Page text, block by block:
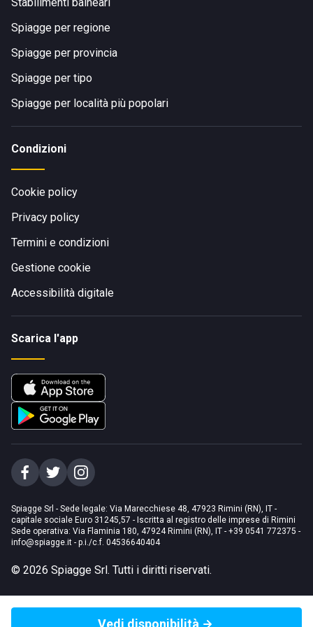
Spiagge per regione
Spiagge per provincia
Spiagge per tipo
Spiagge per località più popolari
Condizioni
Cookie policy
Privacy policy
Termini e condizioni
Gestione cookie
Accessibilità digitale
Scarica l'app
Spiagge Srl - Sede legale: Via Marecchiese 48, 47923 Rimini (RN), IT -
capitale sociale Euro 31245,57 - Iscritta al registro delle imprese di Rimini
Sede operativa: Via Flaminia 180, 47924 Rimini (RN), IT - +39 0541 772375 -
info@spiagge.it - p.i./c.f. 04536640404
© 2026 Spiagge Srl. Tutti i diritti riservati.
Vedi disponibilità